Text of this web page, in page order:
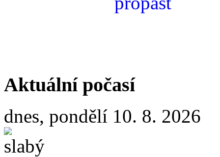
Aktuální počasí
dnes, pondělí 10. 8. 2026